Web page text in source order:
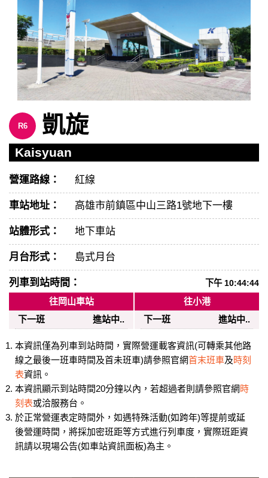
R6 凱旋
Kaisyuan
營運路線： 紅線
車站地址： 高雄市前鎮區中山三路1號地下一樓
站體形式： 地下車站
月台形式： 島式月台
列車到站時間： 下午 10:44:44
往岡山車站
下一班
進站中..
往小港
下一班
進站中..
本資訊僅為列車到站時間，實際營運載客資訊(可轉乘其他路
線之最後一班車時間及首未班車)請參照官網首末班車及時刻
表資訊。
本資訊顯示到站時間20分鐘以內，若超過者則請參照官網 時
刻表或洽服務台。
於正常營運表定時間外，如遇特殊活動(如跨年)等提前或延
後營運時間，將採加密班距等方式進行列車度，實際班距資
訊請以現場公告(如車站資訊面板)為主。